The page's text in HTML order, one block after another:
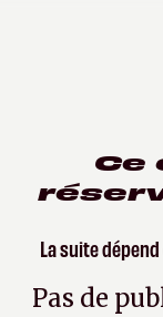
Ce
La suite
Pas de